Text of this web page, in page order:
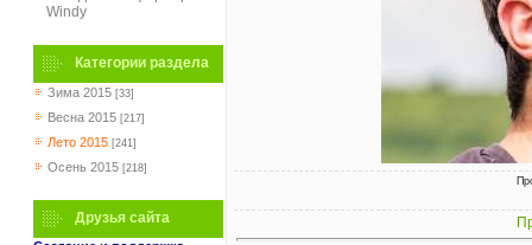
Windy
Категории раздела
Зима 2015 [33]
Весна 2015 [217]
Лето 2015 [241]
Осень 2015 [218]
Друзья сайта